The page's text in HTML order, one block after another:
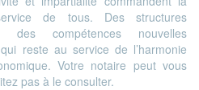
de tous. Des structures
des compétences nouvelles
reste au service de l’harmonie
Votre notaire peut vous
pas à le consulter.